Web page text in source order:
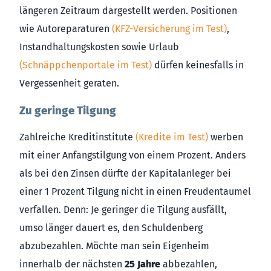
längeren Zeitraum dargestellt werden. Positionen
wie Autoreparaturen (KFZ-Versicherung im Test),
Instandhaltungskosten sowie Urlaub
(Schnäppchenportale im Test) dürfen keinesfalls in
Vergessenheit geraten.
Zu geringe Tilgung
Zahlreiche Kreditinstitute (Kredite im Test) werben
mit einer Anfangstilgung von einem Prozent. Anders
als bei den Zinsen dürfte der Kapitalanleger bei
einer 1 Prozent Tilgung nicht in einen Freudentaumel
verfallen. Denn: Je geringer die Tilgung ausfällt,
umso länger dauert es, den Schuldenberg
abzubezahlen. Möchte man sein Eigenheim
innerhalb der nächsten 25 Jahre abbezahlen,